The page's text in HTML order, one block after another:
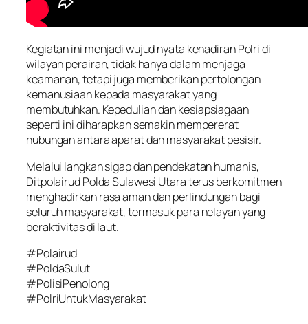
Kegiatan ini menjadi wujud nyata kehadiran Polri di
wilayah perairan, tidak hanya dalam menjaga
keamanan, tetapi juga memberikan pertolongan
kemanusiaan kepada masyarakat yang
membutuhkan. Kepedulian dan kesiapsiagaan
seperti ini diharapkan semakin mempererat
hubungan antara aparat dan masyarakat pesisir.
Melalui langkah sigap dan pendekatan humanis,
Ditpolairud Polda Sulawesi Utara terus berkomitmen
menghadirkan rasa aman dan perlindungan bagi
seluruh masyarakat, termasuk para nelayan yang
beraktivitas di laut.
#Polairud
#PoldaSulut
#PolisiPenolong
#PolriUntukMasyarakat